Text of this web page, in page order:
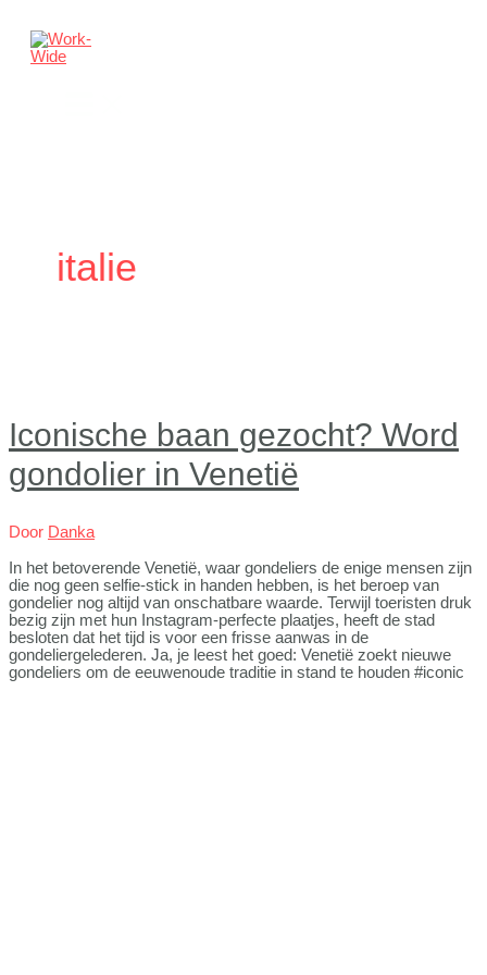
naar
inhoud
italie
Iconische baan gezocht? Word
gondolier in Venetië
Door Danka
In het betoverende Venetië, waar gondeliers de enige mensen zijn
die nog geen selfie-stick in handen hebben, is het beroep van
gondelier nog altijd van onschatbare waarde. Terwijl toeristen druk
bezig zijn met hun Instagram-perfecte plaatjes, heeft de stad
besloten dat het tijd is voor een frisse aanwas in de
gondeliergelederen. Ja, je leest het goed: Venetië zoekt nieuwe
gondeliers om de eeuwenoude traditie in stand te houden #iconic